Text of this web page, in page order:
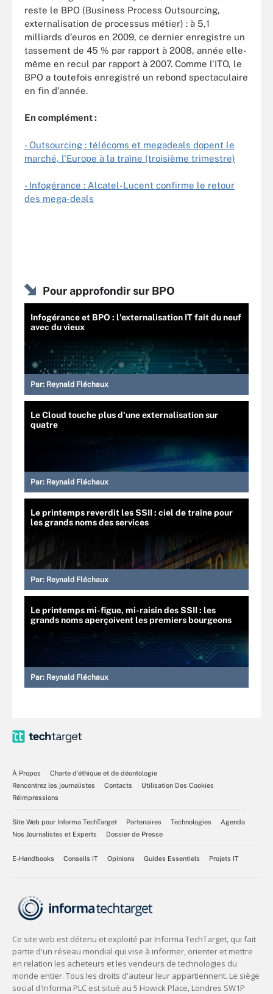
reste le BPO (Business Process Outsourcing,
externalisation de processus métier) : à 5,1
milliards d'euros en 2009, ce dernier enregistre un
tassement de 45 % par rapport à 2008, année elle-
même en recul par rapport à 2007. Comme l'ITO, le
BPO a toutefois enregistré un rebond spectaculaire
en fin d'année.
En complément :
- Outsourcing : télécoms et megadeals dopent le
marché, l'Europe à la traîne (troisième trimestre)
- Infogérance : Alcatel-Lucent confirme le retour
des mega-deals
Pour approfondir sur BPO
Infogérance et BPO : l'externalisation IT fait du neuf
avec du vieux
Par: Reynald Fléchaux
Le Cloud touche plus d'une externalisation sur
quatre
Par: Reynald Fléchaux
Le printemps reverdit les SSII : ciel de traîne pour
les grands noms des services
Par: Reynald Fléchaux
Le printemps mi-figue, mi-raisin des SSII : les
grands noms aperçoivent les premiers bourgeons
Par: Reynald Fléchaux
À Propos
Charte d’éthique et de déontologie
Rencontrez les journalistes
Contacts
Utilisation Des Cookies
Réimpressions
Site Web pour Informa TechTarget Partenaires Technologies
Agenda
Nos Journalistes et Experts
Dossier de Presse
E-Handbooks Conseils IT Opinions Guides Essentiels Projets IT